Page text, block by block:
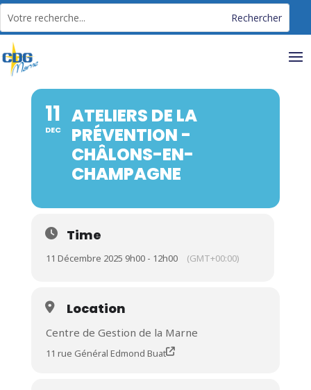
11
DEC
ATELIERS DE LA
PRÉVENTION -
CHÂLONS-EN-
CHAMPAGNE
Time
11 Décembre 2025 9h00 - 12h00 (GMT+00:00)
Location
Centre de Gestion de la Marne
11 rue Général Edmond Buat
Panneau de gestion des cookies